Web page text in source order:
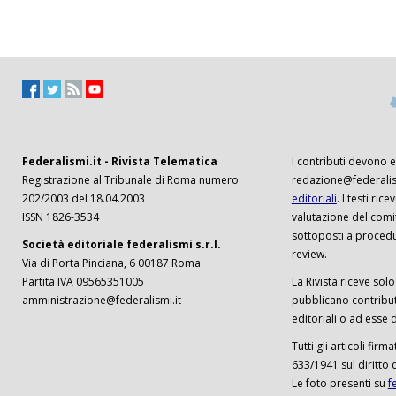
Federalismi.it - Rivista Telematica
Registrazione al Tribunale di Roma numero
202/2003 del 18.04.2003
ISSN 1826-3534
Società editoriale federalismi s.r.l.
Via di Porta Pinciana, 6 00187 Roma
Partita IVA 09565351005
amministrazione@federalismi.it
I contributi devono
editoriali. I testi
valutazione del
sottoposti a
review.
La Rivista riceve
pubblicano
editoriali o ad esse
Tutti gli articoli
633/1941 sul diritto
Le foto presenti su